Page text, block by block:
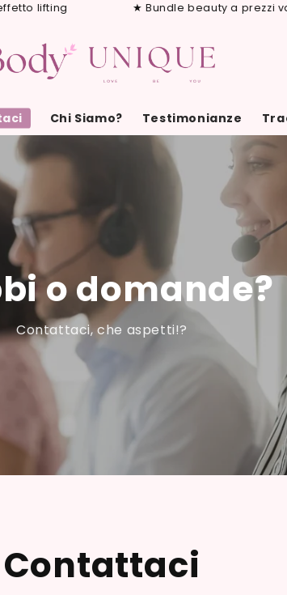
lifting ★ Bundle beauty a prezzi
Chi Siamo? Testimonianze
o domande?
Contattaci, che aspetti!?
Contattaci